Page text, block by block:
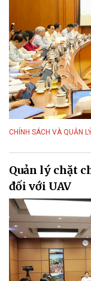
CHÍNH SÁCH VÀ QUẢN
Quản lý chặt
đối với UAV